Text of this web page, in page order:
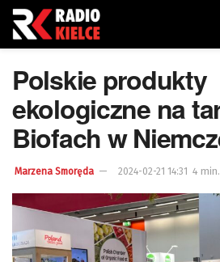
Polskie produkty
ekologiczne na
Biofach w
Marzena Smoręda 2024-02-21 14:31 4